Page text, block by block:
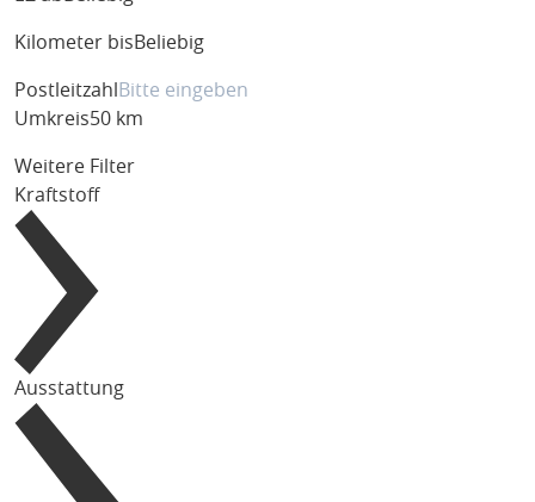
Kilometer bis Beliebig
Postleitzahl
Umkreis50 km
Weitere Filter
Kraftstoff
Ausstattung